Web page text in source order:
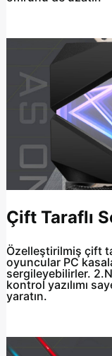
Çift Taraflı
Özelleştirilmiş çift
oyuncular PC
sergileyebilirler.
kontrol yazılımı
yaratın.